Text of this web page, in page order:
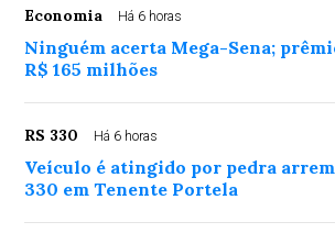
Economia Há 6 horas
Ninguém acerta Mega-Sena;
R$ 165 milhões
RS 330 Há 6 horas
Veículo é atingido por pedra
330 em Tenente Portela